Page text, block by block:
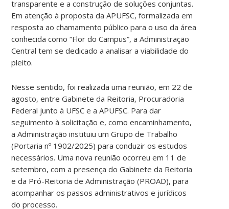
transparente e a construção de soluções conjuntas.
Em atenção à proposta da APUFSC, formalizada em
resposta ao chamamento público para o uso da área
conhecida como “Flor do Campus”, a Administração
Central tem se dedicado a analisar a viabilidade do
pleito.
Nesse sentido, foi realizada uma reunião, em 22 de
agosto, entre Gabinete da Reitoria, Procuradoria
Federal junto à UFSC e a APUFSC. Para dar
seguimento à solicitação e, como encaminhamento,
a Administração instituiu um Grupo de Trabalho
(Portaria nº 1902/2025) para conduzir os estudos
necessários. Uma nova reunião ocorreu em 11 de
setembro, com a presença do Gabinete da Reitoria
e da Pró-Reitoria de Administração (PROAD), para
acompanhar os passos administrativos e jurídicos
do processo.